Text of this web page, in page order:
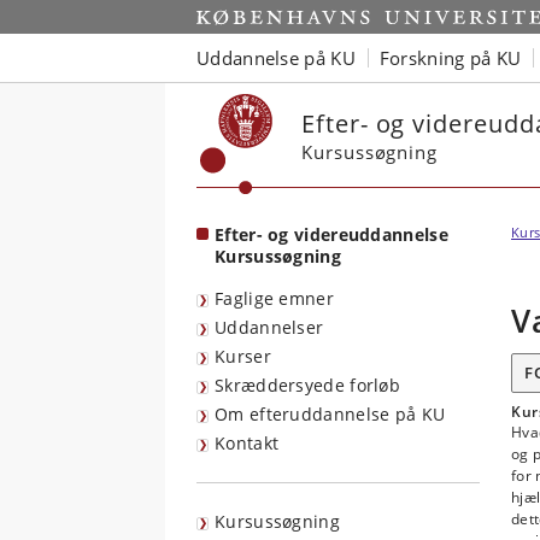
Start
Uddannelse på KU Forskning på KU
Efter- og
Kursussøgning
Efter- og videreuddannelse
Kursussøgning
Faglige emner
Uddannelser
Kurser
Skræddersyede forløb
Om efteruddannelse på KU
Kontakt
Kursussøgning
og
for